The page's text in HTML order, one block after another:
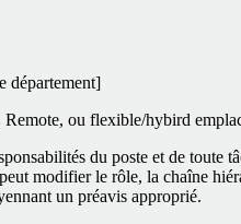
département]
ou flexible/hybird
du poste et de toute
modifier le rôle, la chaîne
un préavis approprié.